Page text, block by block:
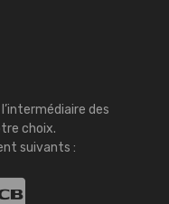
des
choix.
suivants :